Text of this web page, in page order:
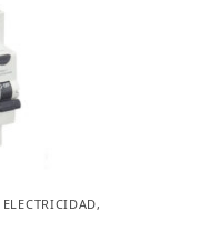
ELECTRICIDAD,